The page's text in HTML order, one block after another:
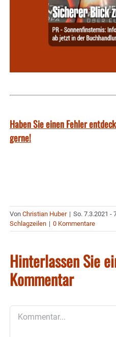
Haben Sie einen Fehler
gerne!
Von Christian Huber | So. 7.3.2021 -
Schlagzeilen | 0 Kommentare
Hinterlassen Sie
Kommentar